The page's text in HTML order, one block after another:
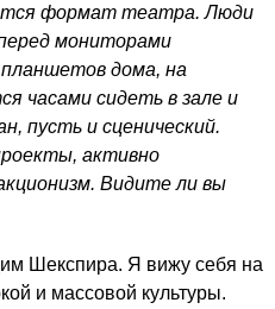
формат театра. Люди
мониторами
дома, на
часами сидеть в зале и
пусть и сценический.
активно
Видите ли вы
Шекспира. Я вижу себя на
и массовой культуры.